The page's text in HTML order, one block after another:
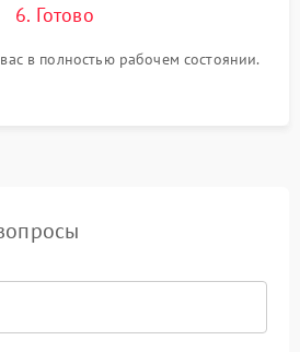
6. Готово
в полностью рабочем состоянии.